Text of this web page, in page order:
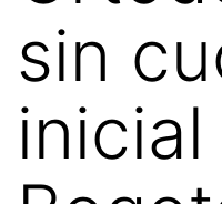
sin
inicial